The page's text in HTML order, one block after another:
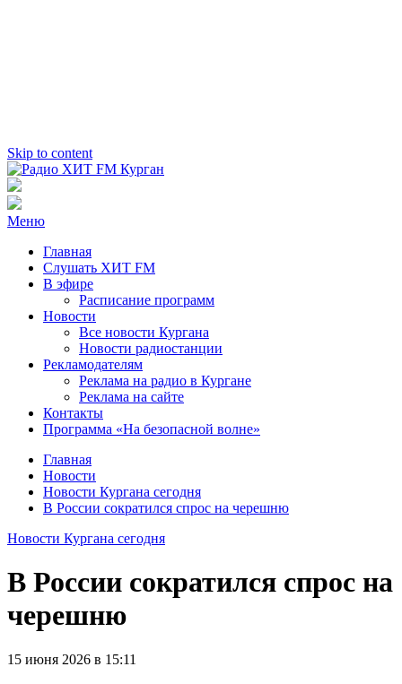
Skip to content
Радио ХИТ FM Курган
103.2 FM
Меню
Главная
Слушать ХИТ FM
В эфире
Расписание программ
Новости
Все новости Кургана
Новости радиостанции
Рекламодателям
Реклама на радио в Кургане
Реклама на сайте
Контакты
Программа «На безопасной волне»
Главная
Новости
Новости Кургана сегодня
В России сократился спрос на черешню
Новости Кургана сегодня
В России сократился спрос на
черешню
15 июня 2026 в 15:11